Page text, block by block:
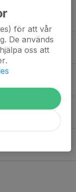
för att vår
De används
oss att